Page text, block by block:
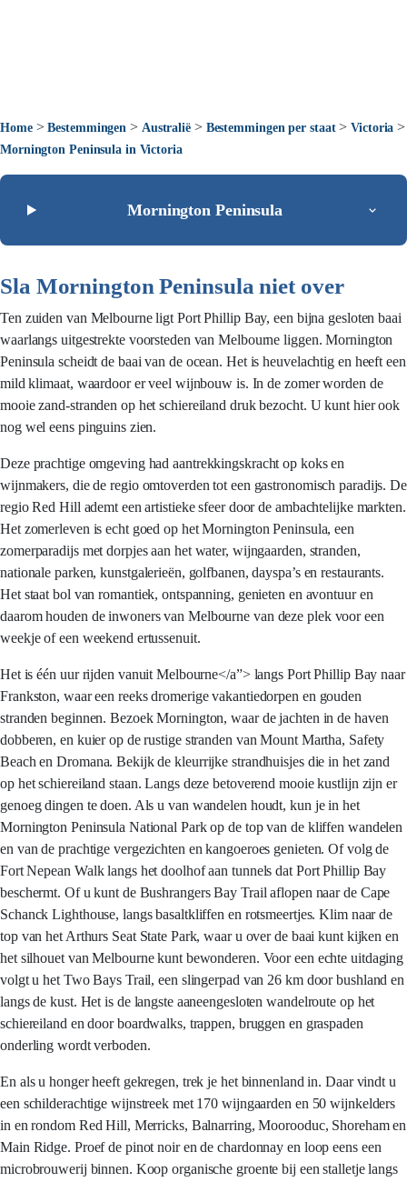
Home>Bestemmingen > Australië> Bestemmingen per staat>Victoria >
Mornington Peninsula in Victoria
Mornington Peninsula
Sla Mornington Peninsula niet over
Ten zuiden van Melbourne ligt Port Phillip Bay, een bijna gesloten baai
waarlangs uitgestrekte voorsteden van Melbourne liggen. Mornington
Peninsula scheidt de baai van de ocean. Het is heuvelachtig en heeft een
mild klimaat, waardoor er veel wijnbouw is. In de zomer worden de
mooie zand-stranden op het schiereiland druk bezocht. U kunt hier ook
nog wel eens pinguins zien.
Deze prachtige omgeving had aantrekkingskracht op koks en
wijnmakers, die de regio omtoverden tot een gastronomisch paradijs. De
regio Red Hill ademt een artistieke sfeer door de ambachtelijke markten.
Het zomerleven is echt goed op het Mornington Peninsula, een
zomerparadijs met dorpjes aan het water, wijngaarden, stranden,
nationale parken, kunstgalerieën, golfbanen, dayspa’s en restaurants.
Het staat bol van romantiek, ontspanning, genieten en avontuur en
daarom houden de inwoners van Melbourne van deze plek voor een
weekje of een weekend ertussenuit.
Het is één uur rijden vanuit Melbourne</a”> langs Port Phillip Bay naar
Frankston, waar een reeks dromerige vakantiedorpen en gouden
stranden beginnen. Bezoek Mornington, waar de jachten in de haven
dobberen, en kuier op de rustige stranden van Mount Martha, Safety
Beach en Dromana. Bekijk de kleurrijke strandhuisjes die in het zand
op het schiereiland staan. Langs deze betoverend mooie kustlijn zijn er
genoeg dingen te doen. Als u van wandelen houdt, kun je in het
Mornington Peninsula National Park op de top van de kliffen wandelen
en van de prachtige vergezichten en kangoeroes genieten. Of volg de
Fort Nepean Walk langs het doolhof aan tunnels dat Port Phillip Bay
beschermt. Of u kunt de Bushrangers Bay Trail aflopen naar de Cape
Schanck Lighthouse, langs basaltkliffen en rotsmeertjes. Klim naar de
top van het Arthurs Seat State Park, waar u over de baai kunt kijken en
het silhouet van Melbourne kunt bewonderen. Voor een echte uitdaging
volgt u het Two Bays Trail, een slingerpad van 26 km door bushland en
langs de kust. Het is de langste aaneengesloten wandelroute op het
schiereiland en door boardwalks, trappen, bruggen en graspaden
onderling wordt verboden.
En als u honger heeft gekregen, trek je het binnenland in. Daar vindt u
een schilderachtige wijnstreek met 170 wijngaarden en 50 wijnkelders
in en rondom Red Hill, Merricks, Balnarring, Moorooduc, Shoreham en
Main Ridge. Proef de pinot noir en de chardonnay en loop eens een
microbrouwerij binnen. Koop organische groente bij een stalletje langs